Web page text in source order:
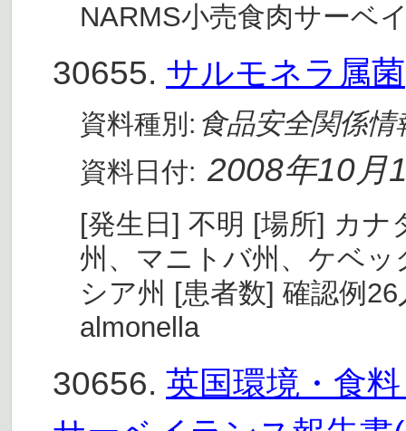
NARMS小売食肉サーベ
30655. サルモネラ属菌
資料種別: 食品安全関係情
資料日付: 2008年10月
[発生日] 不明 [場所] カ
州、マニトバ州、ケベ
シア州 [患者数] 確認例
almonella
30656. 英国環境・食